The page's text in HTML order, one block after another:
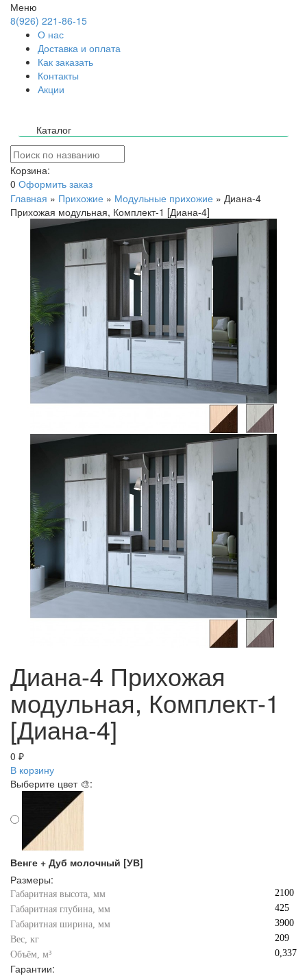
Меню
8(926) 221-86-15
О нас
Доставка и оплата
Как заказать
Контакты
Акции
Каталог
Корзина:
0 Оформить заказ
Главная » Прихожие » Модульные прихожие » Диана-4
Прихожая модульная, Комплект-1 [Диана-4]
Диана-4 Прихожая
модульная, Комплект-1
[Диана-4]
0 ₽
В корзину
Выберите цвет 🎨:
Венге + Дуб молочный [УВ]
Размеры:
Габаритная высота, мм
2100
Габаритная глубина, мм
425
Габаритная ширина, мм
3900
Вес, кг
209
Объём, м³
0,337
Гарантии: